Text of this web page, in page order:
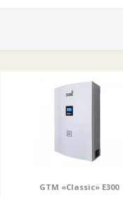
GTM «Classic» E300